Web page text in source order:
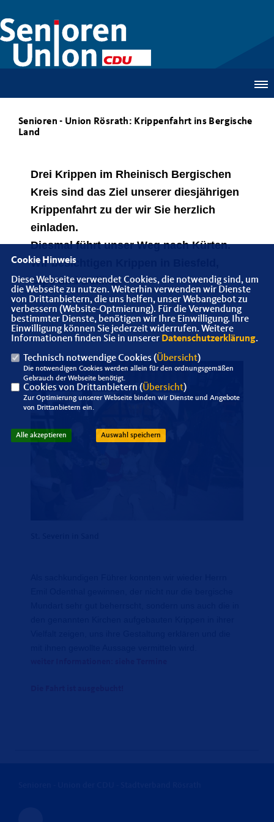
Senioren - Union Rösrath: Krippenfahrt ins Bergische
Land
Drei Krippen im Rheinisch Bergischen
Kreis sind das Ziel unserer diesjährigen
Krippenfahrt zu der wir Sie herzlich
einladen.
Diesmal führt unser Weg nach Kürten.
Wir besichtigen Krippen in Biesfeld,
Olpe und Delling.
Cookie Hinweis
Diese Webseite verwendet Cookies, die notwendig sind, um
die Webseite zu nutzen. Weiterhin verwenden wir Dienste
von Drittanbietern, die uns helfen, unser Webangebot zu
verbessern (Website-Optmierung). Für die Verwendung
bestimmter Dienste, benötigen wir Ihre Einwilligung. Ihre
Einwilligung können Sie jederzeit widerrufen. Weitere
Informationen finden Sie in unserer Datenschutzerklärung.
Technisch notwendige Cookies (Übersicht)
Die notwendigen Cookies werden allein für den ordnungsgemäßen
Gebrauch der Webseite benötigt.
Cookies von Drittanbietern (Übersicht)
Zur Optimierung unserer Webseite binden wir Dienste und Angebote
von Drittanbietern ein.
Alle akzeptieren Auswahl speichern